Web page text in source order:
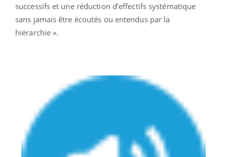
successifs et une réduction d’effectifs systématique
sans jamais être écoutés ou entendus par la
hiérarchie ».